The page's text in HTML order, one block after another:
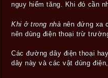
nguy hiểm tăng. Khi đó cần
Khi ở trong nhà nên đứng xa
nên dùng điện thoại trừ
Các đường dây điện thoại
dây này và các vật dùng